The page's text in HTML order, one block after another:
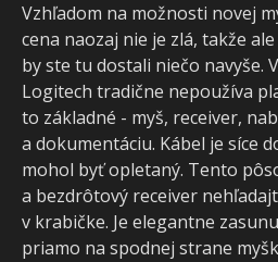
Vzhľadom na možnosti novej
cena naozaj nie je zlá, takže
by ste tu dostali niečo navyše.
Logitech tradične nepoužíva
to základné - myš, receiver,
a dokumentáciu. Kábel je síce
mohol byť opletaný. Tento
a bezdrôtový receiver
v krabičke. Je elegantne
priamo na spodnej strane